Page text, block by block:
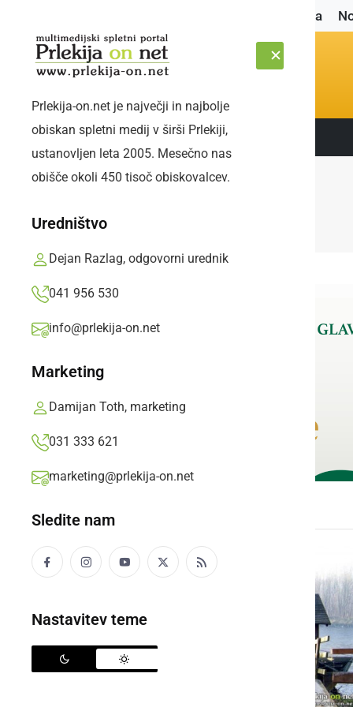
Naslovnica
SOBOTA, 8. AVGUST 2026 Sledite nam:
Prlekija-on.net je največji in najbolje
obiskan spletni medij v širši Prlekiji,
ustanovljen leta 2005. Mesečno nas
obišče okoli 450 tisoč obiskovalcev.
Uredništvo
Dejan Razlag, odgovorni urednik
041 956 530
info@prlekija-on.net
Marketing
Damijan Toth, marketing
031 333 621
marketing@prlekija-on.net
Sledite nam
Nastavitev teme